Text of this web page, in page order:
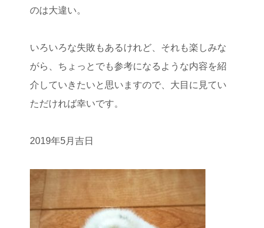
のは大違い。
いろいろな失敗もあるけれど、それも楽しみな
がら、ちょっとでも参考になるような内容を紹
介していきたいと思いますので、大目に見てい
ただければ幸いです。
2019年5月吉日